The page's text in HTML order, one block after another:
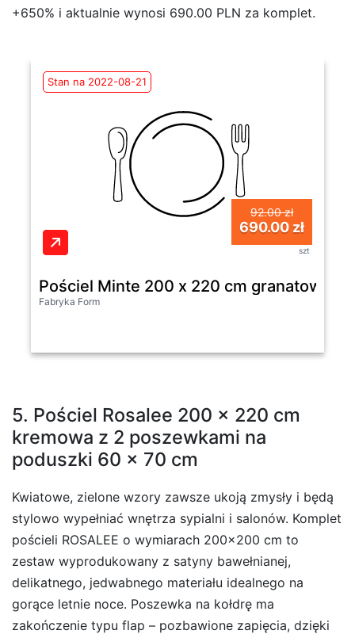
+650% i aktualnie wynosi 690.00 PLN za komplet.
Stan na 2022-08-21
92.00 zł
690.00 zł
szt
Pościel Minte 200 x 220 cm granatowa z
Fabryka Form
5. Pościel Rosalee 200 x 220 cm
kremowa z 2 poszewkami na
poduszki 60 x 70 cm
Kwiatowe, zielone wzory zawsze ukoją zmysły i będą
stylowo wypełniać wnętrza sypialni i salonów. Komplet
pościeli ROSALEE o wymiarach 200×200 cm to
zestaw wyprodukowany z satyny bawełnianej,
delikatnego, jedwabnego materiału idealnego na
gorące letnie noce. Poszewka na kołdrę ma
zakończenie typu flap – pozbawione zapięcia, dzięki